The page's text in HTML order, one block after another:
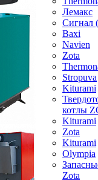
Лемакс
Baxi
Navien
Zota
Stropuva
Kiturami
котлы
Kiturami
Zota
Kiturami
Olympia
Zota